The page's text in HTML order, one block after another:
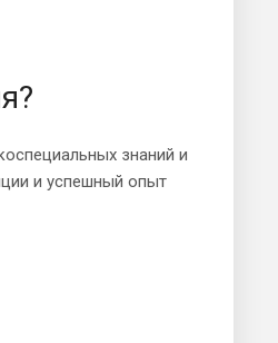
знаний и
и успешный опыт